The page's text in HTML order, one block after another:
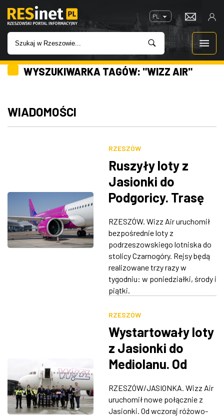
PL
WIADOMOŚCI
INWESTYCJE
GASTRONOMIA
ZDJĘCIA
WYSZUKIWARKA TAGÓW: "WIZZ AIR"
WIADOMOŚCI
RZESZÓW
Ruszyły loty z
Jasionki do
Podgoricy. Trasę
RZESZÓW. Wizz Air uruchomił
bezpośrednie loty z
podrzeszowskiego lotniska do
stolicy Czarnogóry. Rejsy będą
realizowane trzy razy w
tygodniu: w poniedziałki, środy i
piątki.
RZESZÓW
Wystartowały loty
z Jasionki do
Mediolanu. Od
do Rzymu
RZESZÓW/JASIONKA. Wizz Air
uruchomił nowe połącznie z
Jasionki. Od wczoraj różowo-